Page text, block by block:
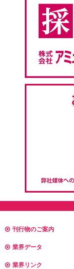
刊行物のご案内
業界データ
業界リンク